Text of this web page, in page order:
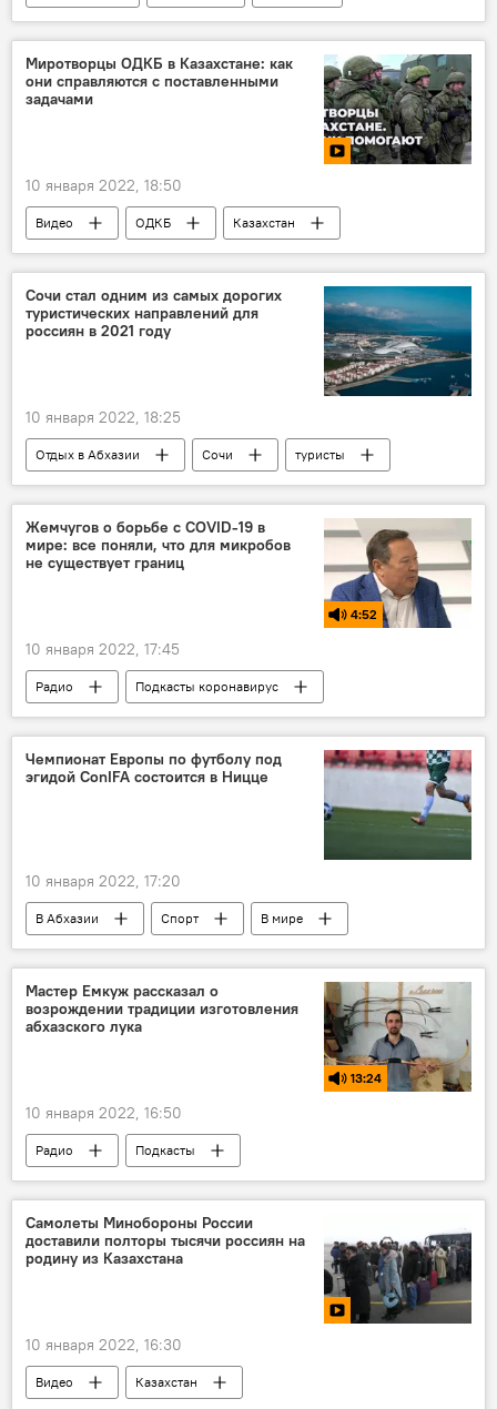
США
Миротворцы ОДКБ в Казахстане: как
они справляются с поставленными
задачами
10 января 2022, 18:50
Видео ОДКБ
Казахстан
Мультимедиа
Сочи стал одним из самых дорогих
туристических направлений для
россиян в 2021 году
10 января 2022, 18:25
Отдых в Абхазии Сочи
туристы
туризм
Жемчугов о борьбе с COVID-19 в
мире: все поняли, что для микробов
не существует границ
4:52
10 января 2022, 17:45
Радио Подкасты коронавирус
Чемпионат Европы по футболу под
эгидой ConIFA состоится в Ницце
10 января 2022, 17:20
В Абхазии Спорт
В мире
Абхазия
ConIFA футбол
Мастер Емкуж рассказал о
возрождении традиции изготовления
абхазского лука
13:24
10 января 2022, 16:50
Радио Подкасты
Самолеты Минобороны России
доставили полторы тысячи россиян на
родину из Казахстана
10 января 2022, 16:30
Видео
Казахстан